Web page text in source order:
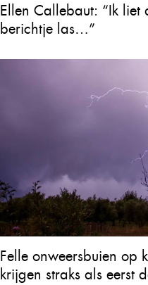
Ellen Callebaut: “Ik liet
berichtje las…”
Felle onweersbuien op
krijgen straks als eerst